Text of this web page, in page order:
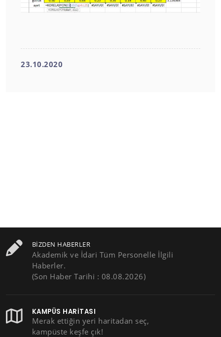
23.10.2020
BIZDEN HABERLER
Akademik ve İdari Tüm Personelle İlgili
Haberler.
(Son Haber Tarihi : 08.08.2026)
KAMPÜS HARITASI
Merak ettiğin yeri haritadan seç,
kampüste keşfe çık!